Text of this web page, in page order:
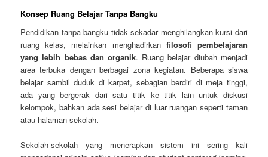
Konsep Ruang Belajar Tanpa Bangku
Pendidikan tanpa bangku tidak sekadar menghilangkan kursi dari
ruang kelas, melainkan menghadirkan filosofi pembelajaran
yang lebih bebas dan organik. Ruang belajar diubah menjadi
area terbuka dengan berbagai zona kegiatan. Beberapa siswa
belajar sambil duduk di karpet, sebagian berdiri di meja tinggi,
ada yang bergerak dari satu titik ke titik lain untuk diskusi
kelompok, bahkan ada sesi belajar di luar ruangan seperti taman
atau halaman sekolah.
Sekolah-sekolah yang menerapkan sistem ini sering kali